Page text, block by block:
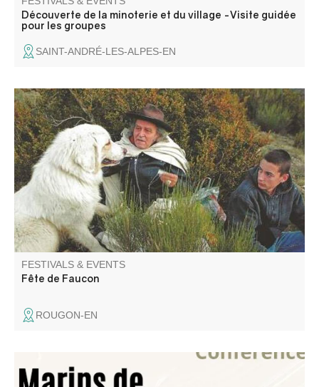
Découverte de la minoterie et du village -Visite guidée
pour les groupes
SAINT-ANDRÉ-LES-ALPES-EN
Au programme : visite libre de la ferme pédagogique,
messe par le père Guy Gilbert, repas à 10€, défilé des
animaux et pour finir un spectacle de théâtre offert par les
jeunes !
FESTIVALS & EVENTS
Fête de Faucon
ROUGON-EN
"Leaving the castle, the Glandevès family of Castellet set